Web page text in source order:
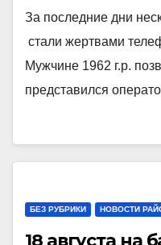
За последние дни
стали жертвами
Мужчине 1962 г.р.
представился
БЕЗ РУБРИКИ НОВОСТИ
18 августа на